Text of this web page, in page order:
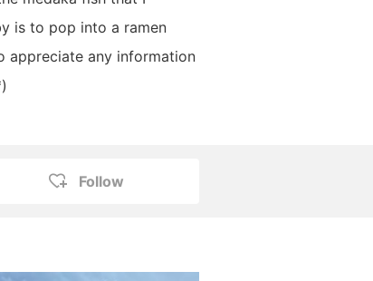
is to pop into a ramen
appreciate any information
Follow